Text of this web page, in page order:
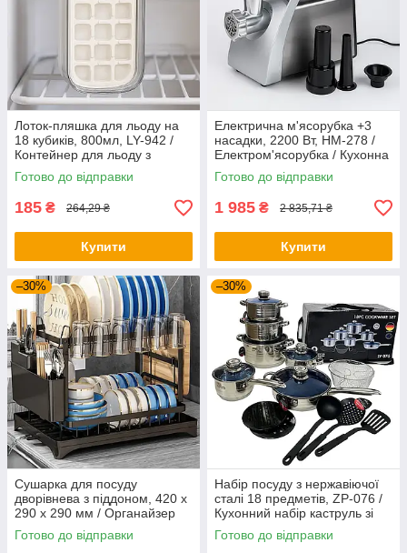
Лоток-пляшка для льоду на
18 кубиків, 800мл, LY-942 /
Контейнер для льоду з
кришкою / Форма для льоду
Готово до відправки
185 ₴ 264,29 ₴
Купити
Електрична м'ясорубка +3
насадки, 2200 Вт, HM-278 /
Електром'ясорубка / Кухонна
м'ясорубка
Готово до відправки
1 985 ₴ 2 835,71 ₴
Купити
–30%
Сушарка для посуду
дворівнева з піддоном, 420 x
290 x 290 мм / Органайзер
для посуду / Сушарка для
посуду
Готово до відправки
–30%
Набір посуду з нержавіючої
сталі 18 предметів, ZP-076 /
Кухонний набір каструль зі
сковородою
Готово до відправки